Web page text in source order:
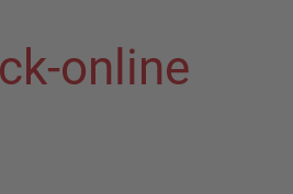
online